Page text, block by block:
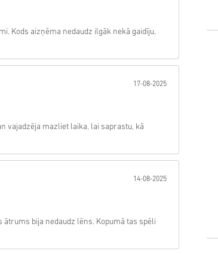
Kods aizņēma nedaudz ilgāk nekā gaidīju,
17-08-2025
vajadzēja mazliet laika, lai saprastu, kā
14-08-2025
bija nedaudz lēns. Kopumā tas spēli